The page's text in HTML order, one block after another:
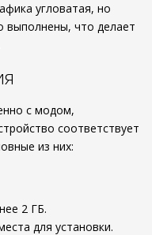
угловатая, но
выполнены, что делает
с модом,
соответствует
из них:
2 ГБ.
для установки.